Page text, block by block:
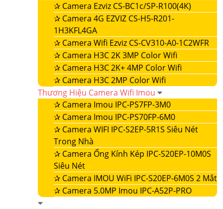
✰ Camera Ezviz CS-BC1c/SP-R100(4K)
✰ Camera 4G EZVIZ CS-H5-R201-
1H3KFL4GA
✰ Camera Wifi Ezviz CS-CV310-A0-1C2WFR
✰ Camera H3C 2K 3MP Color Wifi
✰ Camera H3C 2K+ 4MP Color Wifi
✰ Camera H3C 2MP Color Wifi
Thương Hiệu Camera Wifi Imou
✰ Camera Imou IPC-PS7FP-3M0
✰ Camera Imou IPC-PS70FP-6M0
✰ Camera WIFI IPC-S2EP-5R1S Siêu Nét
Trong Nhà
✰ Camera Ống Kính Kép IPC-S20EP-10M0S
Siêu Nét
✰ Camera IMOU WiFi IPC-S20EP-6M0S 2 Mắt
✰ Camera 5.0MP Imou IPC-A52P-PRO